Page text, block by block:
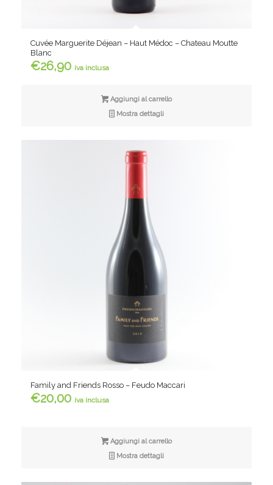
Cuvée Marguerite Déjean – Haut Médoc – Chateau Moutte
Blanc
€26,90 iva inclusa
Aggiungi al carrello
Mostra dettagli
Family and Friends Rosso – Feudo Maccari
€20,00 iva inclusa
Aggiungi al carrello
Mostra dettagli